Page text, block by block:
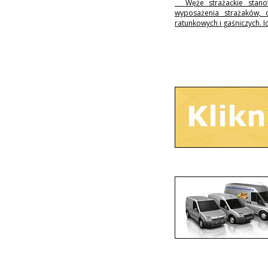
Węże strażackie
wyposażenia strażaków,
ratunkowych i gaśniczych.